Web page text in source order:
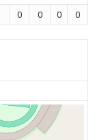
0 0 0 0